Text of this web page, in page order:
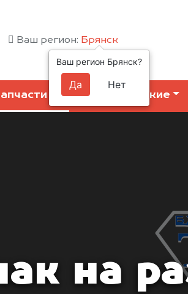
Ваш регион: Брянск
Коммерческие
на
Ваш регион Брянск?
Да Нет